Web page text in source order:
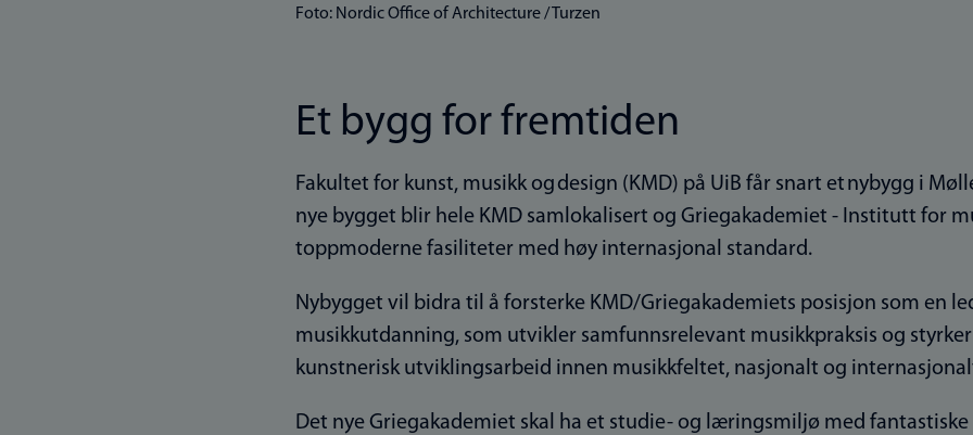
Foto: Nordic Office of Architecture / Turzen
Et bygg for fremtiden
Fakultet for kunst, musikk og design (KMD) på UiB får snart et nybygg i
nye bygget blir hele KMD samlokalisert og Griegakademiet - Institutt for
toppmoderne fasiliteter med høy internasjonal standard.
Nybygget vil bidra til å forsterke KMD/Griegakademiets posisjon som en
musikkutdanning, som utvikler samfunnsrelevant musikkpraksis og
kunstnerisk utviklingsarbeid innen musikkfeltet, nasjonalt og
Det nye Griegakademiet skal ha et studie- og læringsmiljø med fantastiske